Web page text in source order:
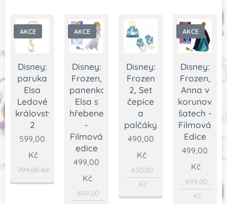
Disney:
paruka
Elsa
Ledové
království
2
AKCE
599,00
Kč
799,00Kč
Disney:
Frozen,
panenka
Elsa s
hřebenem
-
Filmová
edice
AKCE
499,00
Kč
699,00
Disney:
Frozen
2, Set
čepice
a
palčáky
490,00
Kč
650,00
Kč
Disney:
Frozen,
Anna v
šatech -
Filmová
Edice
AKCE
499,00
Kč
699,00
Kč